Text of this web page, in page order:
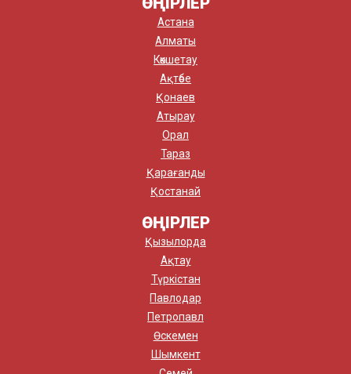
Астана
Алматы
Көкшетау
Ақтөбе
Қонаев
Атырау
Орал
Тараз
Қарағанды
Қостанай
ӨҢІРЛЕР
Қызылорда
Ақтау
Түркістан
Павлодар
Петропавл
Өскемен
Шымкент